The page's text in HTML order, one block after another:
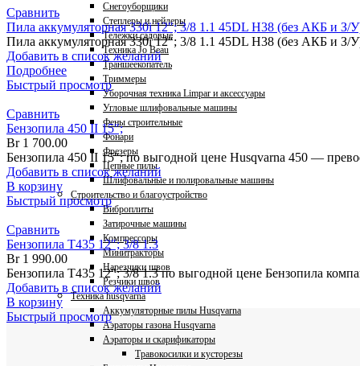
Снегоуборщики
Степлеры и нейлеры
Тележки садовые
Техника Jo Beau
Траншеекопатель
Триммеры
Уборочная техника Limpar и аксессуары
Угловые шлифовальные машины
Фены строительные
Фонари
Фрезеры
Цепные пилы
Шлифовальные и полировальные машины
Строительство и благоустройство
Виброплиты
Затирочные машины
Компрессоры
Минитракторы
Нарезчики швов
Резчики швов
Техника husqvarna
Аккумуляторные пилы Husqvarna
Аэраторы газона Husqvarna
Аэраторы и скарификаторы
Травокосилки и кусторезы
Сравнить
Пила аккумуляторная 330i 12″; 3/8 1.1 45DL H38 (без АКБ и З/
Пила аккумуляторная 330i 12″; 3/8 1.1 45DL H38 (без АКБ и З/
Добавить в список желаний
Подробнее
Быстрый просмотр
Сравнить
Бензопила 450 II 15″;
Br1 700.00
Бензопила 450 II 15″; по выгодной цене Husqvarna 450 —
Добавить в список желаний
В корзину
Быстрый просмотр
Сравнить
Бензопила T435 12″; 3/8 1.3
Br1 990.00
Бензопила T435 12"; 3/8 1.3 по выгодной цене Бензопила
Добавить в список желаний
В корзину
Быстрый просмотр